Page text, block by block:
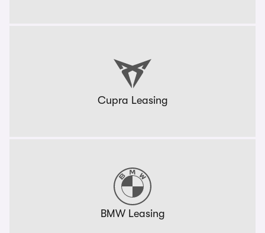
Cupra Leasing
BMW Leasing